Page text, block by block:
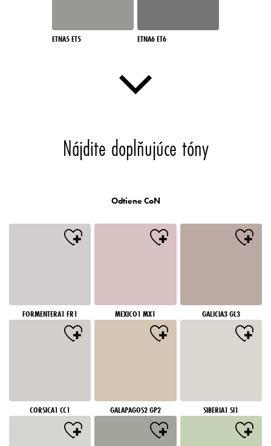
ETNA5 ET5 ETNA6 ET6
Nájdite doplňujúce tóny
Odtiene CoN
FORMENTERA1 FR1 MEXICO1 MX1 GALICIA3 GL3
CORSICA1 CC1 GALAPAGOS2 GP2 SIBERIA1 SI1